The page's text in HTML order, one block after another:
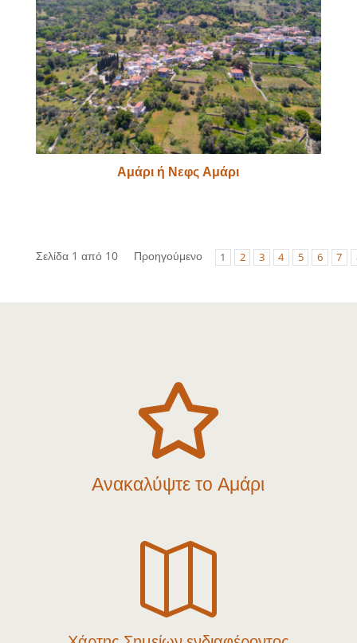
Αμάρι ή Νεφς Αμάρι
Σελίδα 1 από 10 Προηγούμενο 1 2 3 4 5 6 7

Ανακαλύψτε το Αμάρι
